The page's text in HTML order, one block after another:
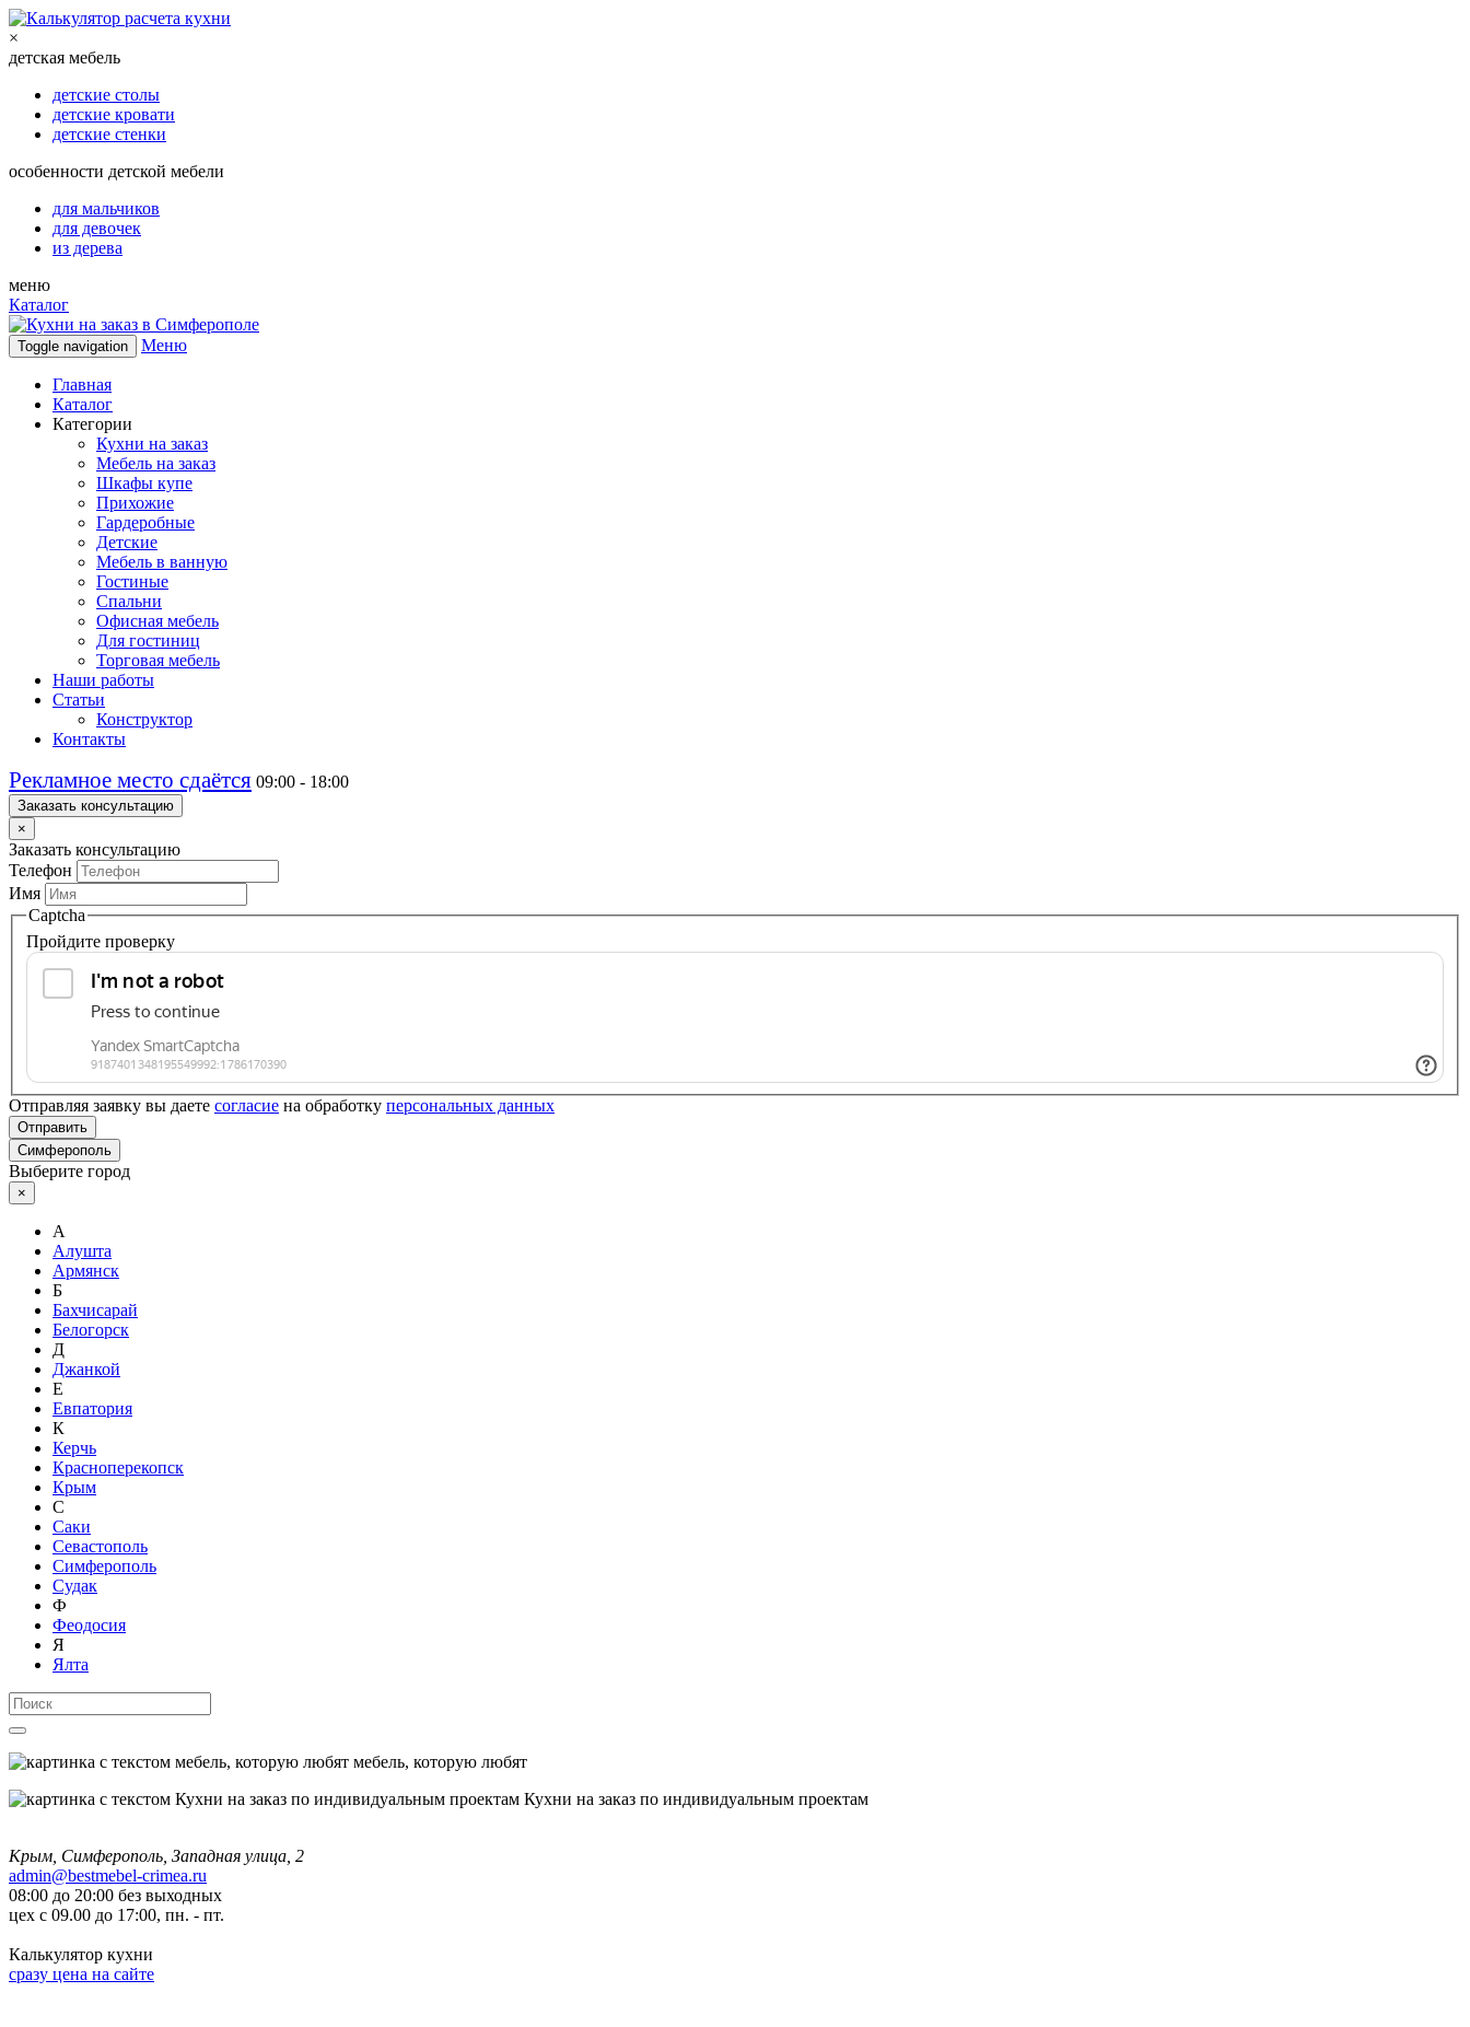
×
детская мебель
детские столы
детские кровати
детские стенки
особенности детской мебели
для мальчиков
для девочек
из дерева
меню
Каталог
Toggle navigation Меню
Главная
Каталог
Категории
Кухни на заказ
Мебель на заказ
Шкафы купе
Прихожие
Гардеробные
Детские
Мебель в ванную
Гостиные
Спальни
Офисная мебель
Для гостиниц
Торговая мебель
Наши работы
Статьи
Конструктор
Контакты
Рекламное место сдаётся 09:00 - 18:00
Заказать консультацию
×
Заказать консультацию
Телефон
Имя
Captcha
Пройдите проверку
Отправляя заявку вы даете согласие на обработку персональных данных
Отправить
Симферополь
Выберите город
×
А
Алушта
Армянск
Б
Бахчисарай
Белогорск
Д
Джанкой
Е
Евпатория
К
Керчь
Красноперекопск
Крым
С
Саки
Севастополь
Симферополь
Судак
Ф
Феодосия
Я
Ялта
мебель, которую любят
Кухни на заказ по индивидуальным проектам
Крым, Симферополь, Западная улица, 2
admin@bestmebel-crimea.ru
08:00 до 20:00 без выходных
цех с 09.00 до 17:00, пн. - пт.
Калькулятор кухни
сразу цена на сайте